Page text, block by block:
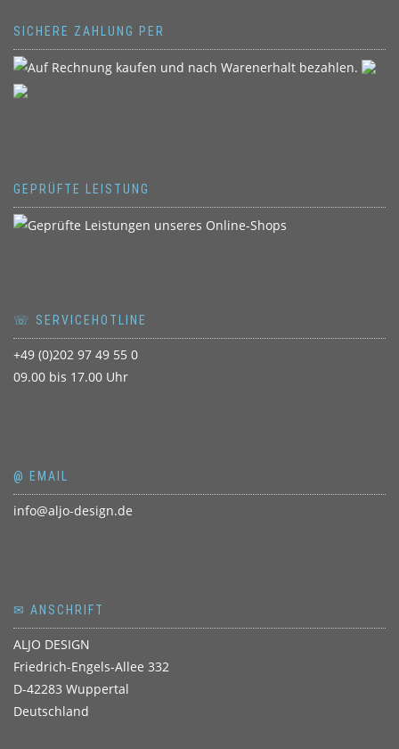
SICHERE ZAHLUNG PER
GEPRÜFTE LEISTUNG
☏ SERVICEHOTLINE
+49 (0)202 97 49 55 0
09.00 bis 17.00 Uhr
@ EMAIL
info@aljo-design.de
✉ ANSCHRIFT
ALJO DESIGN
Friedrich-Engels-Allee 332
D-42283 Wuppertal
Deutschland